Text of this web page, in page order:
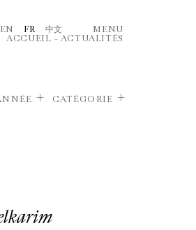
EN FR 中文
MENU
ACCUEIL – ACTUALITÉS
CATÉGORIE